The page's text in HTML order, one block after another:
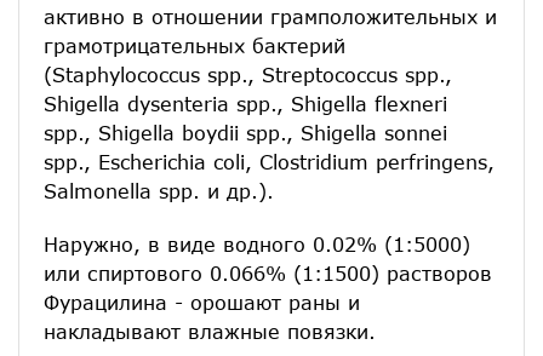
активно в отношении грамположительных и
грамотрицательных бактерий
(Staphylococcus spp., Streptococcus spp.,
Shigella dysenteria spp., Shigella flexneri
spp., Shigella boydii spp., Shigella sonnei
spp., Escherichia coli, Clostridium perfringens,
Salmonella spp. и др.).
Наружно, в виде водного 0.02% (1:5000)
или спиртового 0.066% (1:1500) растворов
Фурацилина - орошают раны и
накладывают влажные повязки.